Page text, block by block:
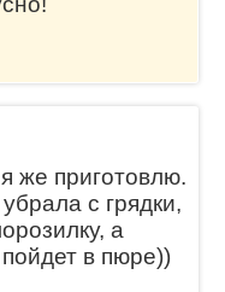
же приготовлю.
с грядки,
а
в пюре))